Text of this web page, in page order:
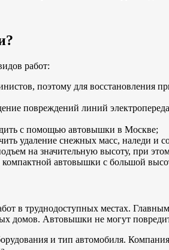
работ:
поэтому для восстановления
повреждений линий
с помощью автовышки в Москве;
удаление снежных масс, наледи и
на значительную высоту, при
автовышки с большой
в труднодоступных местах.
домов. Автовышки не могут
и тип автомобиля.